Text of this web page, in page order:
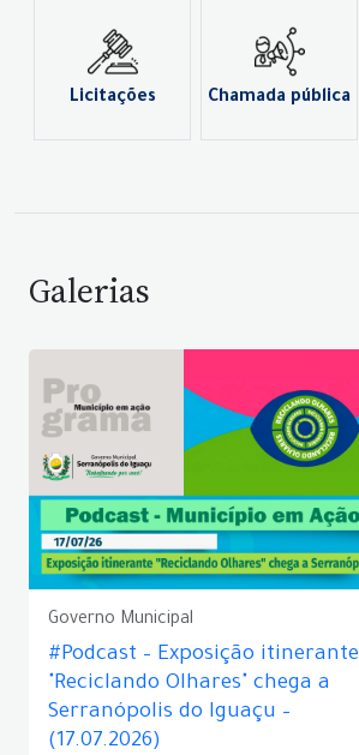
Licitações Chamada pública
Galerias
Governo Municipal
#Podcast – Exposição itinerante
"Reciclando Olhares" chega a
Serranópolis do Iguaçu –
(17.07.2026)